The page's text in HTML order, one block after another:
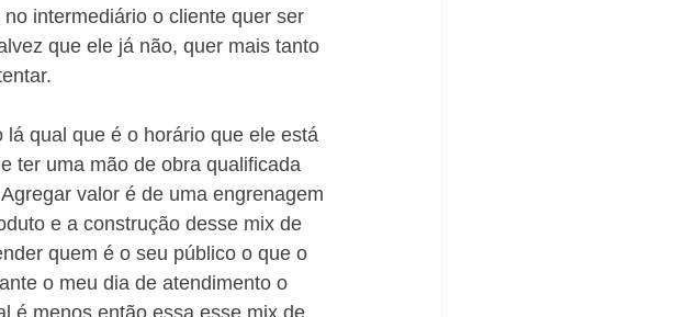
intermediário o cliente quer ser
que ele já não, quer mais tanto
qual que é o horário que ele está
ter uma mão de obra qualificada
valor é de uma engrenagem
e a construção desse mix de
quem é o seu público o que o
o meu dia de atendimento o